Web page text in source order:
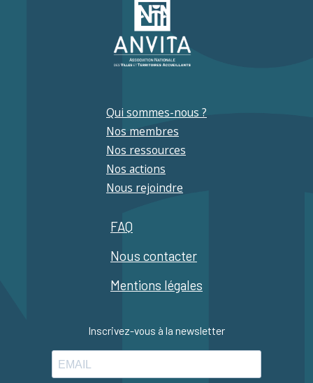
Qui sommes-nous ?
Nos membres
Nos ressources
Nos actions
Nous rejoindre
FAQ
Nous contacter
Mentions légales
Inscrivez-vous à la newsletter